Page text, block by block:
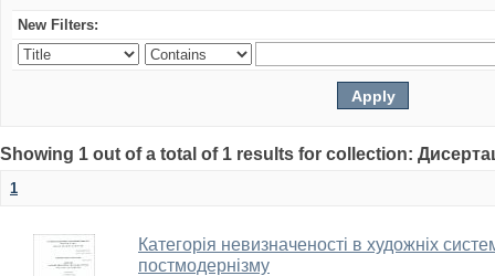
New Filters:
Showing 1 out of a total of 1 results for collection:
1
Категорія невизначеності в художніх
постмодернізму